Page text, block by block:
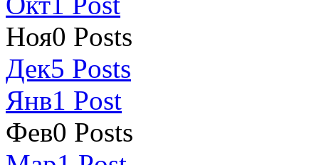
Ноя0 Posts
Дек5 Posts
Янв1 Post
Фев0 Posts